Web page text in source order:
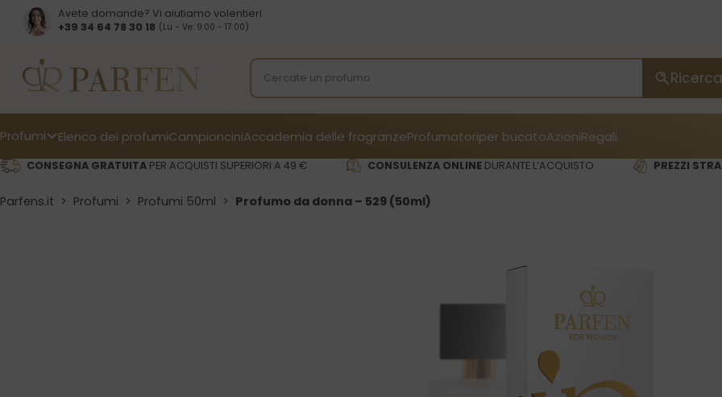
Avete domande? Vi aiutiamo volentieri
+39 34 64 78 30 18 (Lu - Ve: 9:00 - 17:00)
Ricerca
Profumi Elenco dei profumiCampionciniAccademia delle fragranzeProfumatoriper bucatoAzioniRegali
CONSEGNA GRATUITA PER ACQUISTI SUPERIORI A 49 € CONSULENZA ONLINEDURANTE L’ACQUISTO PREZZI
Parfens.it > Profumi > Profumi 50ml > Profumo da donna – 529 (50ml)